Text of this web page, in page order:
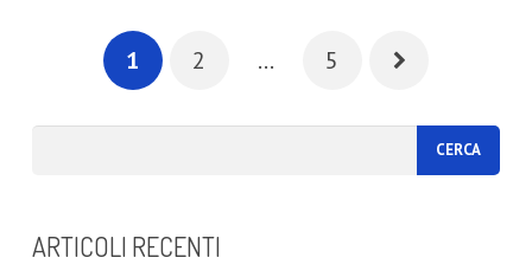
1 2 … 5
ARTICOLI RECENTI